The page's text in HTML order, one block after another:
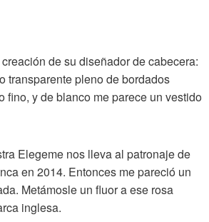
de su diseñador de cabecera:
transparente pleno de bordados
fino, y de blanco me parece un vestido
Elegeme nos lleva al patronaje de
en 2014. Entonces me pareció un
Metámosle un fluor a ese rosa
inglesa.